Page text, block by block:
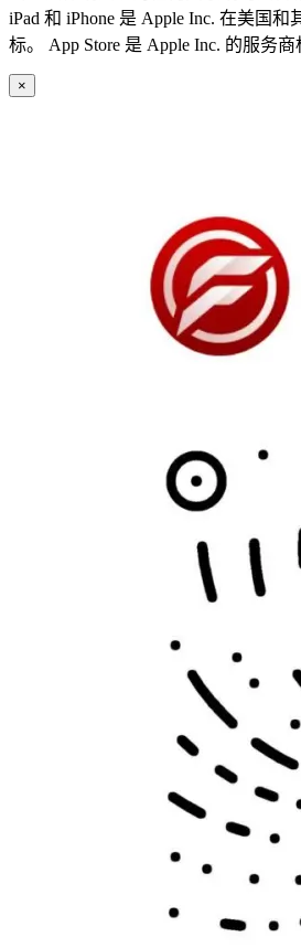
iPad 和 iPhone 是 Apple Inc. 在美国
标。 App Store 是 Apple Inc. 的服务商
×